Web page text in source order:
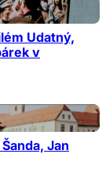
Udatný,
v
Jan